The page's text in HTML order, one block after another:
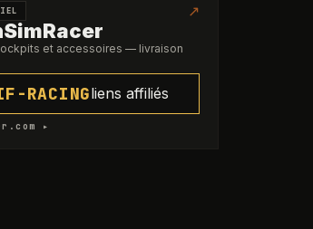
↗
et accessoires — livraison
RACINGliens affiliés
▸